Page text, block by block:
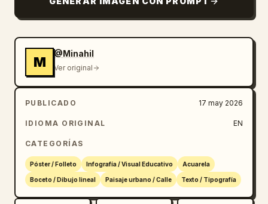
M
@Minahil
Ver original
PUBLICADO 17 may 2026
IDIOMA ORIGINAL EN
CATEGORÍAS
Póster / Folleto Infografía / Visual Educativo Acuarela
Boceto / Dibujo lineal Paisaje urbano / Calle Texto / Tipografía